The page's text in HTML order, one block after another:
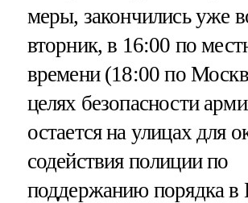
меры, закончились уже
вторник, в 16:00 по
времени (18:00 по
целях безопасности
остается на улицах для
содействия полиции по
поддержанию порядка в